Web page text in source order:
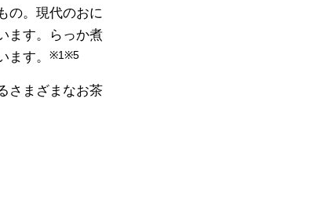
の。現代のおに
ます。らっか煮
す。
※1※5
さまざまなお茶